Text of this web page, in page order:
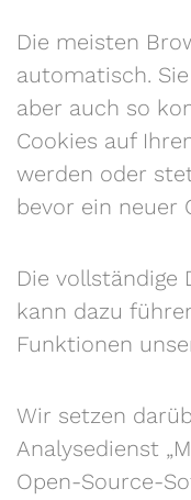
Die meisten
automatisch.
aber auch so
Cookies auf
werden oder
bevor ein neuer
Die vollständige
kann dazu
Funktionen
Wir setzen
Analysedienst
Open-Source-